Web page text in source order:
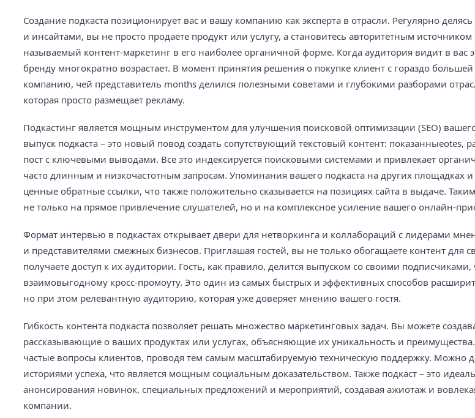
Создание подкаста позиционирует вас и вашу компанию как эксперта в отрасли. Регулярно
и инсайтами, вы не просто продаете продукт или услугу, а становитесь авторитетным
называемый контент-маркетинг в его наиболее органичной форме. Когда аудитория видит в вас
бренду многократно возрастает. В момент принятия решения о покупке клиент с гораздо
компанию, чей представитель months делился полезными советами и глубокими разборами
которая просто размещает рекламу.
Подкастинг является мощным инструментом для улучшения поисковой оптимизации (SEO)
выпуск подкаста – это новый повод создать сопутствующий текстовый контент: показанныеotes,
пост с ключевыми выводами. Все это индексируется поисковыми системами и привлекает
часто длинным и низкочастотным запросам. Упоминания вашего подкаста на других площадках
ценные обратные ссылки, что также положительно сказывается на позициях сайта в выдаче.
не только на прямое привлечение слушателей, но и на комплексное усиление вашего онлайн-
Формат интервью в подкастах открывает двери для нетворкинга и коллабораций с лидерами
и представителями смежных бизнесов. Приглашая гостей, вы не только обогащаете контент для
получаете доступ к их аудитории. Гость, как правило, делится выпуском со своими
взаимовыгодному кросс-промоуту. Это один из самых быстрых и эффективных способов
но при этом релевантную аудиторию, которая уже доверяет мнению вашего гостя.
Гибкость контента подкаста позволяет решать множество маркетинговых задач. Вы можете
рассказывающие о ваших продуктах или услугах, объясняющие их уникальность и
частые вопросы клиентов, проводя тем самым масштабируемую техническую поддержку. Можно
историями успеха, что является мощным социальным доказательством. Также подкаст – это
анонсирования новинок, специальных предложений и мероприятий, создавая ажиотаж и
компании.